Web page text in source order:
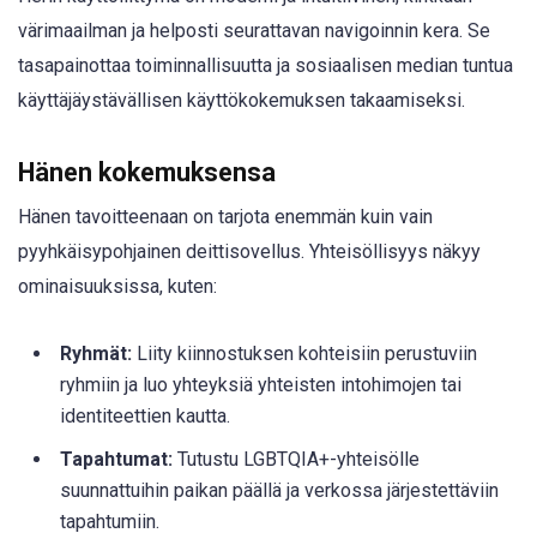
värimaailman ja helposti seurattavan navigoinnin kera. Se
tasapainottaa toiminnallisuutta ja sosiaalisen median tuntua
käyttäjäystävällisen käyttökokemuksen takaamiseksi.
Hänen kokemuksensa
Hänen tavoitteenaan on tarjota enemmän kuin vain
pyyhkäisypohjainen deittisovellus. Yhteisöllisyys näkyy
ominaisuuksissa, kuten:
Ryhmät: Liity kiinnostuksen kohteisiin perustuviin
ryhmiin ja luo yhteyksiä yhteisten intohimojen tai
identiteettien kautta.
Tapahtumat: Tutustu LGBTQIA+-yhteisölle
suunnattuihin paikan päällä ja verkossa järjestettäviin
tapahtumiin.